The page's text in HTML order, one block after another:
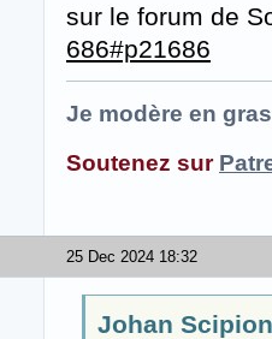
sur le forum de
686#p21686
Je modère en
Soutenez sur
25 Dec 2024 18:32
Johan